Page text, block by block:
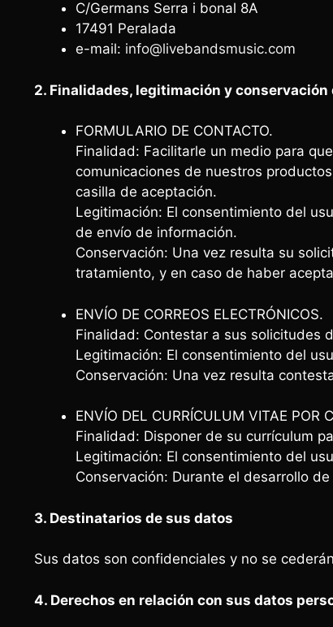
C/Germans Serra i bonal 8A
17491 Peralada
e-mail: info@livebandsmusic.com
2. Finalidades, legitimación y
FORMULARIO DE CONTACTO.
Finalidad: Facilitarle un medio para
comunicaciones de nuestros
casilla de aceptación.
Legitimación: El consentimiento del
de envío de información.
Conservación: Una vez resulta su
tratamiento, y en caso de haber
ENVÍO DE CORREOS ELECTRÓNICOS.
Finalidad: Contestar a sus solicitudes
Legitimación: El consentimiento del
Conservación: Una vez resulta
ENVÍO DEL CURRÍCULUM VITAE POR
Finalidad: Disponer de su currículum
Legitimación: El consentimiento del
Conservación: Durante el desarrollo
3. Destinatarios de sus datos
Sus datos son confidenciales y no se
4. Derechos en relación con sus datos